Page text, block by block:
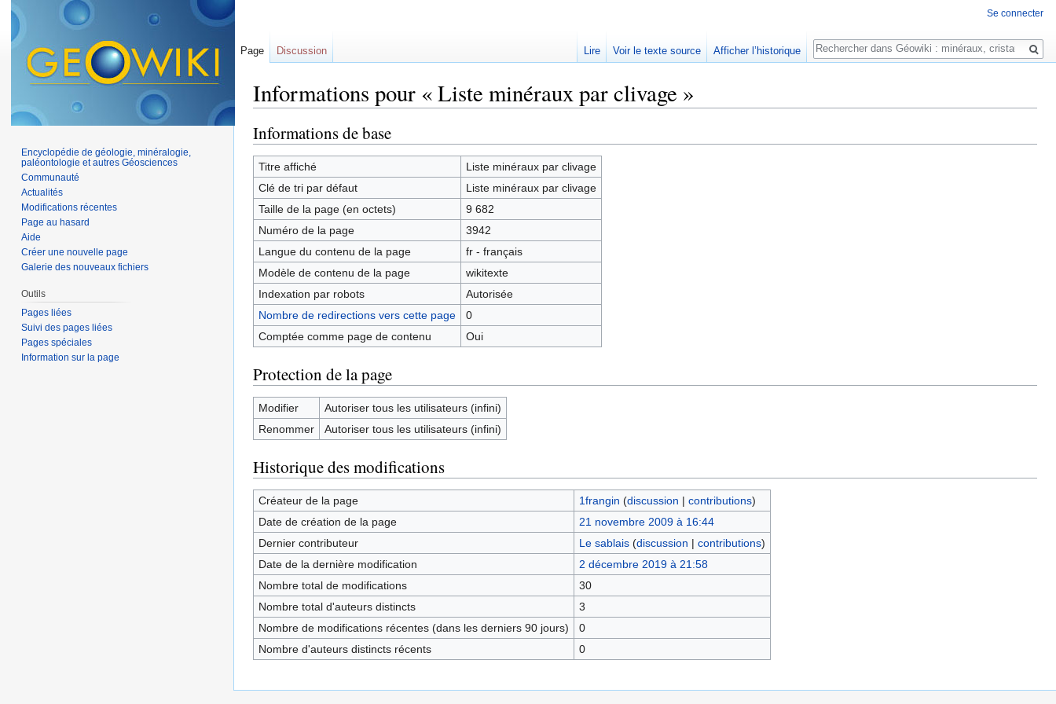
Informations pour « Liste minéraux par clivage »
Informations de base
Titre affiché
Liste minéraux par clivage
Clé de tri par défaut
Liste minéraux par clivage
Taille de la page (en octets)
9 682
Numéro de la page
3942
Langue du contenu de la page
fr - français
Modèle de contenu de la page
wikitexte
Indexation par robots
Autorisée
Nombre de redirections vers cette page
0
Comptée comme page de contenu
Oui
Protection de la page
Modifier
Autoriser tous les utilisateurs (infini)
Renommer
Autoriser tous les utilisateurs (infini)
Historique des modifications
Créateur de la page 1frangin (discussion | contributions)
Date de création de la page
21 novembre 2009 à 16:44
Dernier contributeur
Le sablais (discussion | contributions)
Date de la dernière modification
2 décembre 2019 à 21:58
Nombre total de modifications
30
Nombre total d'auteurs distincts
3
Nombre de modifications récentes (dans les derniers 90 jours)
0
Nombre d'auteurs distincts récents
0
Se connecter
Page Discussion Lire Voir le texte source Afficher l’historique
Rechercher
Encyclopédie de géologie, minéralogie,
paléontologie et autres Géosciences
Communauté
Actualités
Modifications récentes
Page au hasard
Aide
Créer une nouvelle page
Galerie des nouveaux fichiers
Outils
Pages liées
Suivi des pages liées
Pages spéciales
Information sur la page